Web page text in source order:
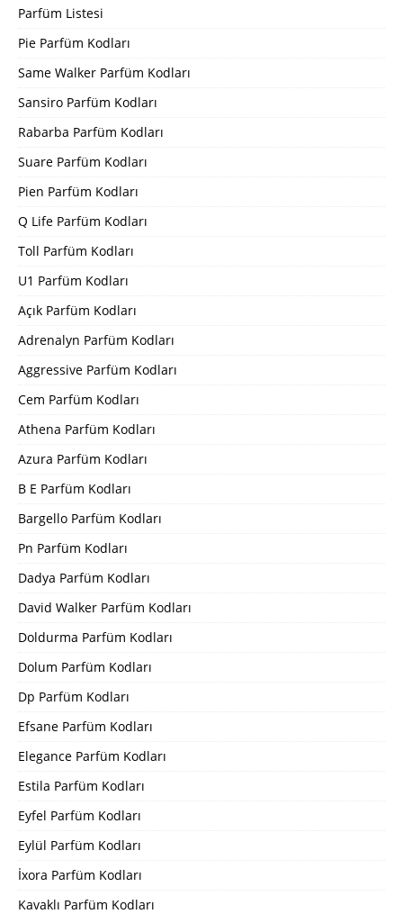
Parfüm Listesi
Pie Parfüm Kodları
Same Walker Parfüm Kodları
Sansiro Parfüm Kodları
Rabarba Parfüm Kodları
Suare Parfüm Kodları
Pien Parfüm Kodları
Q Life Parfüm Kodları
Toll Parfüm Kodları
U1 Parfüm Kodları
Açık Parfüm Kodları
Adrenalyn Parfüm Kodları
Aggressive Parfüm Kodları
Cem Parfüm Kodları
Athena Parfüm Kodları
Azura Parfüm Kodları
B E Parfüm Kodları
Bargello Parfüm Kodları
Pn Parfüm Kodları
Dadya Parfüm Kodları
David Walker Parfüm Kodları
Doldurma Parfüm Kodları
Dolum Parfüm Kodları
Dp Parfüm Kodları
Efsane Parfüm Kodları
Elegance Parfüm Kodları
Estila Parfüm Kodları
Eyfel Parfüm Kodları
Eylül Parfüm Kodları
İxora Parfüm Kodları
Kavaklı Parfüm Kodları